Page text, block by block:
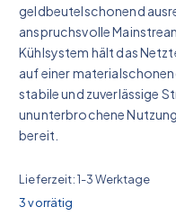
geldbeutelschonend
anspruchsvolle
Kühlsystem hält das
auf einer
stabile und zuverlässige
ununterbrochene
bereit.
Lieferzeit:1-3 Werktage
3 vorrätig